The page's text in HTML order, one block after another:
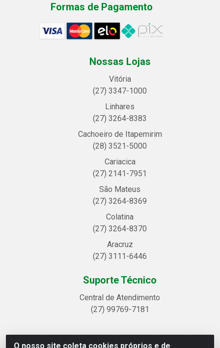
O nosso site coleta cookies próprios e de
Formas de Pagamento
Nossas Lojas
Vitória
(27) 3347-1000
Linhares
(27) 3264-8383
Cachoeiro de Itapemirim
(28) 3521-5000
Cariacica
(27) 2141-7951
São Mateus
(27) 3264-8369
Colatina
(27) 3264-8370
Aracruz
(27) 3111-6446
Suporte Técnico
Central de Atendimento
(27) 99769-7181